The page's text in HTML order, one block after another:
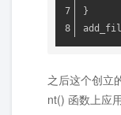
}
之后这个创立
nt() 函数上应